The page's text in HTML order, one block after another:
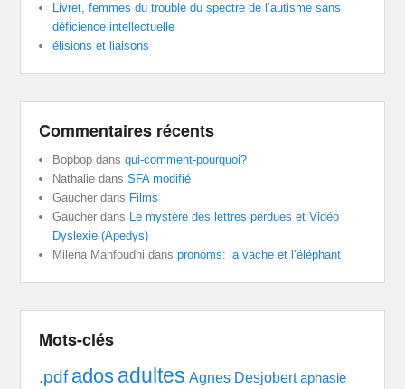
Livret, femmes du trouble du spectre de l’autisme sans
déficience intellectuelle
élisions et liaisons
Commentaires récents
Bopbop dansqui-comment-pourquoi?
Nathalie dansSFA modifié
Gaucher dans Films
Gaucher dans Le mystère des lettres perdues et Vidéo
Dyslexie (Apedys)
Milena Mahfoudhi danspronoms: la vache et l’éléphant
Mots-clés
.pdf ados adultes Agnes Desjobert aphasie